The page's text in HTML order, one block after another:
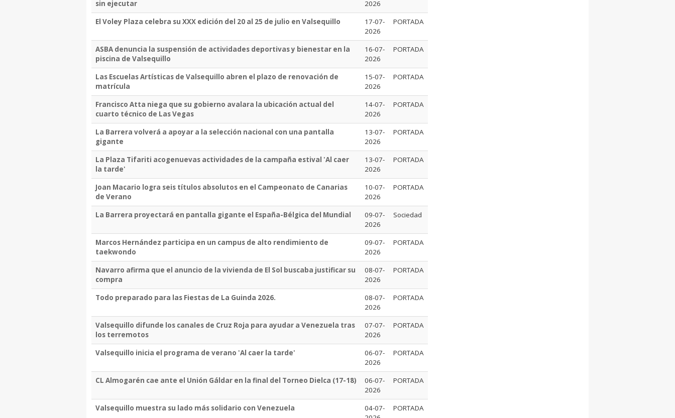
sin ejecutar
2026
El Voley Plaza celebra su XXX edición del 20 al 25 de julio en Valsequillo
17-07-
2026
PORTADA
ASBA denuncia la suspensión de actividades deportivas y bienestar en la
piscina de Valsequillo
16-07-
2026
PORTADA
Las Escuelas Artísticas de Valsequillo abren el plazo de renovación de
matrícula
15-07-
2026
PORTADA
Francisco Atta niega que su gobierno avalara la ubicación actual del
cuarto técnico de Las Vegas
14-07-
2026
PORTADA
La Barrera volverá a apoyar a la selección nacional con una pantalla
gigante
13-07-
2026
PORTADA
La Plaza Tifariti acogenuevas actividades de la campaña estival 'Al caer
la tarde'
13-07-
2026
PORTADA
Joan Macario logra seis títulos absolutos en el Campeonato de Canarias
de Verano
10-07-
2026
PORTADA
La Barrera proyectará en pantalla gigante el España-Bélgica del Mundial
09-07-
2026
Sociedad
Marcos Hernández participa en un campus de alto rendimiento de
taekwondo
09-07-
2026
PORTADA
Navarro afirma que el anuncio de la vivienda de El Sol buscaba justificar su
compra
08-07-
2026
PORTADA
Todo preparado para las Fiestas de La Guinda 2026.
08-07-
2026
PORTADA
Valsequillo difunde los canales de Cruz Roja para ayudar a Venezuela tras
los terremotos
07-07-
2026
PORTADA
Valsequillo inicia el programa de verano 'Al caer la tarde'
06-07-
2026
PORTADA
CL Almogarén cae ante el Unión Gáldar en la final del Torneo Dielca (17-18)
06-07-
2026
PORTADA
Valsequillo muestra su lado más solidario con Venezuela
04-07-
PORTADA